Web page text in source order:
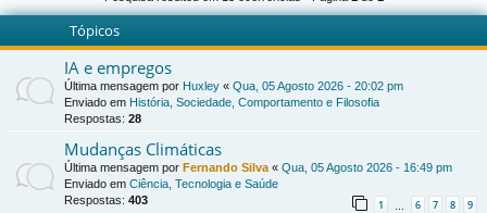
s
a
Tópicos
IA e empregos
Última mensagem por Huxley « Qua, 05 Agosto 2026 - 20:02 pm
Enviado em História, Sociedade, Comportamento e Filosofia
Respostas: 28
Mudanças Climáticas
Última mensagem por Fernando Silva « Qua, 05 Agosto 2026 - 16:49 pm
Enviado em Ciência, Tecnologia e Saúde
Respostas: 403 1 6 7 8 9